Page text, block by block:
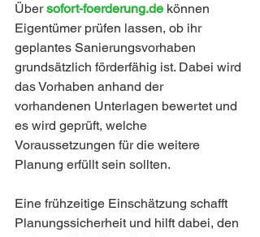
Über sofort-foerderung.de können
Eigentümer prüfen lassen, ob ihr
geplantes Sanierungsvorhaben
grundsätzlich förderfähig ist. Dabei wird
das Vorhaben anhand der
vorhandenen Unterlagen bewertet und
es wird geprüft, welche
Voraussetzungen für die weitere
Planung erfüllt sein sollten.
Eine frühzeitige Einschätzung schafft
Planungssicherheit und hilft dabei, den